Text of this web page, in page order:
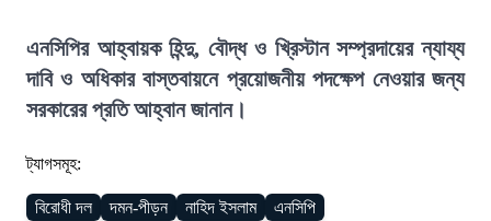
এনসিপির আহ্বায়ক হিন্দু, বৌদ্ধ ও খ্রিস্টান সম্প্রদায়ের ন্যায্য
দাবি ও অধিকার বাস্তবায়নে প্রয়োজনীয় পদক্ষেপ নেওয়ার জন্য
সরকারের প্রতি আহ্বান জানান।
ট্যাগসমূহ:
বিরোধী দল দমন-পীড়ন নাহিদ ইসলাম এনসিপি